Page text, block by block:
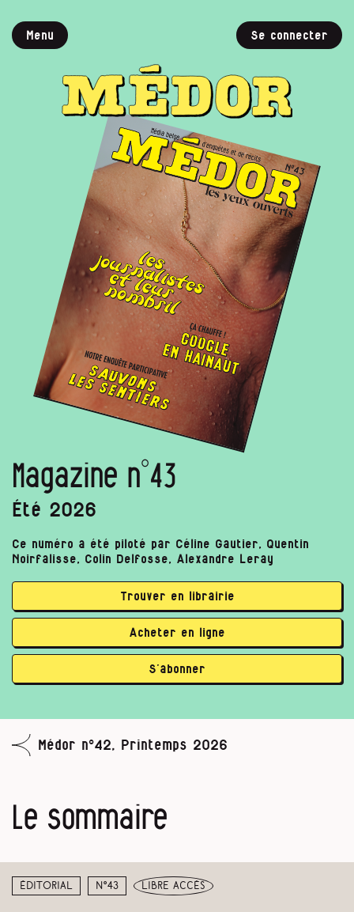
Menu Se connecter
Magazine n°43
Été 2026
Ce numéro a été piloté par Céline Gautier, Quentin
Noirfalisse, Colin Delfosse, Alexandre Leray
Trouver en librairie
Acheter en ligne
S’abonner
Médor n°42, Printemps 2026
Le sommaire
Éditorial N°43 libre accès